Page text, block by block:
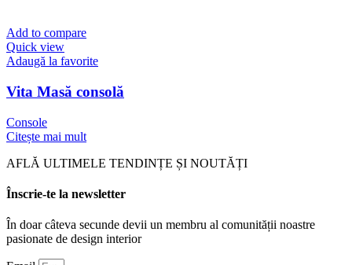
Add to compare
Quick view
Adaugă la favorite
Vita Masă consolă
Console
Citește mai mult
AFLĂ ULTIMELE TENDINȚE ȘI NOUTĂȚI
Înscrie-te la newsletter
În doar câteva secunde devii un membru al comunității noastre
pasionate de design interior